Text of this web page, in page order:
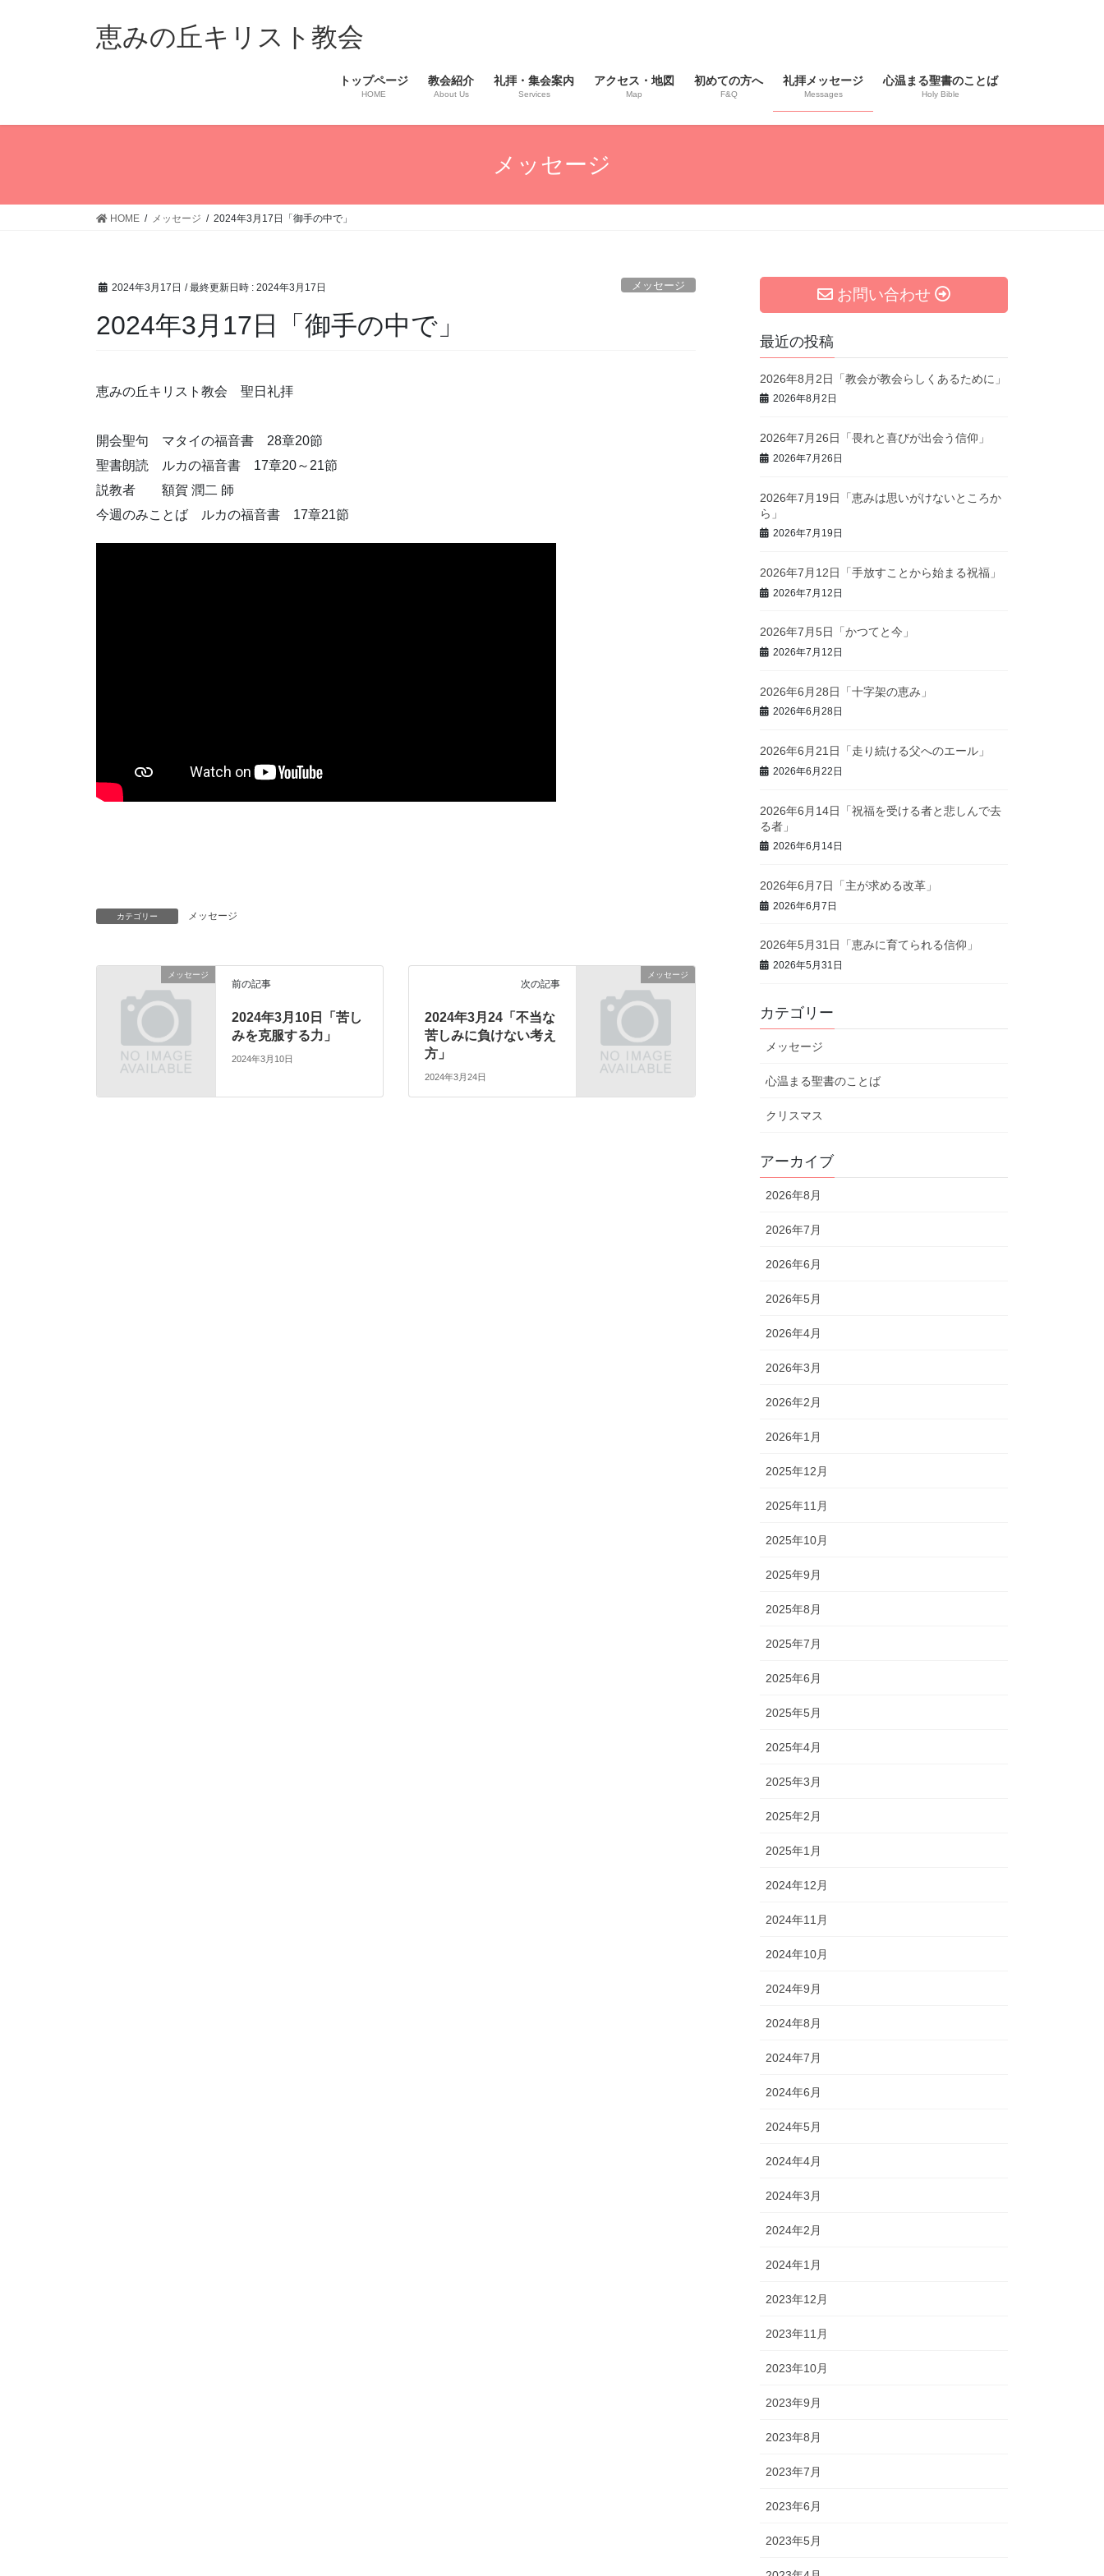
ス
ン
恵みの丘キリスト教会
トップページ
HOME
教会紹介
About Us
礼拝・集会案内
Services
アクセス・地図
Map
初めての方へ
F&Q
礼拝メッセージ
Messages
心温まる聖書のことば
Holy Bible
メッセージ
HOME メッセージ 2024年3月17日「御手の中で」
2024年3月17日 / 最終更新日時 : 2024年3月17日 メッセージ
2024年3月17日「御手の中で」
恵みの丘キリスト教会 聖日礼拝
開会聖句 マタイの福音書 28章20節
聖書朗読 ルカの福音書 17章20～21節
説教者 額賀 潤二 師
今週のみことば ルカの福音書 17章21節
カテゴリー メッセージ
メッセージ
前の記事
2024年3月10日「苦し
みを克服する力」
2024年3月10日
メッセージ
次の記事
2024年3月24「不当な
苦しみに負けない考え
方」
2024年3月24日
お問い合わせ
最近の投稿
2026年8月2日「教会が教会らしくあるために」
2026年8月2日
2026年7月26日「畏れと喜びが出会う信仰」
2026年7月26日
2026年7月19日「恵みは思いがけないところか
ら」
2026年7月19日
2026年7月12日「手放すことから始まる祝福」
2026年7月12日
2026年7月5日「かつてと今」
2026年7月12日
2026年6月28日「十字架の恵み」
2026年6月28日
2026年6月21日「走り続ける父へのエール」
2026年6月22日
2026年6月14日「祝福を受ける者と悲しんで去
る者」
2026年6月14日
2026年6月7日「主が求める改革」
2026年6月7日
2026年5月31日「恵みに育てられる信仰」
2026年5月31日
カテゴリー
メッセージ
心温まる聖書のことば
クリスマス
アーカイブ
2026年8月
2026年7月
2026年6月
2026年5月
2026年4月
2026年3月
2026年2月
2026年1月
2025年12月
2025年11月
2025年10月
2025年9月
2025年8月
2025年7月
2025年6月
2025年5月
2025年4月
2025年3月
2025年2月
2025年1月
2024年12月
2024年11月
2024年10月
2024年9月
2024年8月
2024年7月
2024年6月
2024年5月
2024年4月
2024年3月
2024年2月
2024年1月
2023年12月
2023年11月
2023年10月
2023年9月
2023年8月
2023年7月
2023年6月
2023年5月